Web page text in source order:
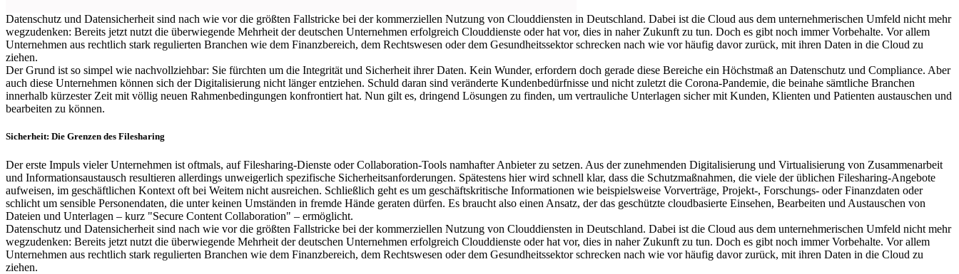
Datenschutz und Datensicherheit sind nach wie vor die größten Fallstricke bei der kommerziellen Nutzung von Clouddiensten in Deutschland. Dabei ist die Cloud aus dem unternehmerischen Umfeld nicht mehr
wegzudenken: Bereits jetzt nutzt die überwiegende Mehrheit der deutschen Unternehmen erfolgreich Clouddienste oder hat vor, dies in naher Zukunft zu tun. Doch es gibt noch immer Vorbehalte. Vor allem
Unternehmen aus rechtlich stark regulierten Branchen wie dem Finanzbereich, dem Rechtswesen oder dem Gesundheitssektor schrecken nach wie vor häufig davor zurück, mit ihren Daten in die Cloud zu
ziehen.
Der Grund ist so simpel wie nachvollziehbar: Sie fürchten um die Integrität und Sicherheit ihrer Daten. Kein Wunder, erfordern doch gerade diese Bereiche ein Höchstmaß an Datenschutz und Compliance. Aber
auch diese Unternehmen können sich der Digitalisierung nicht länger entziehen. Schuld daran sind veränderte Kundenbedürfnisse und nicht zuletzt die Corona-Pandemie, die beinahe sämtliche Branchen
innerhalb kürzester Zeit mit völlig neuen Rahmenbedingungen konfrontiert hat. Nun gilt es, dringend Lösungen zu finden, um vertrauliche Unterlagen sicher mit Kunden, Klienten und Patienten austauschen und
bearbeiten zu können.
Sicherheit: Die Grenzen des Filesharing
Der erste Impuls vieler Unternehmen ist oftmals, auf Filesharing-Dienste oder Collaboration-Tools namhafter Anbieter zu setzen. Aus der zunehmenden Digitalisierung und Virtualisierung von Zusammenarbeit
und Informationsaustausch resultieren allerdings unweigerlich spezifische Sicherheitsanforderungen. Spätestens hier wird schnell klar, dass die Schutzmaßnahmen, die viele der üblichen Filesharing-Angebote
aufweisen, im geschäftlichen Kontext oft bei Weitem nicht ausreichen. Schließlich geht es um geschäftskritische Informationen wie beispielsweise Vorverträge, Projekt-, Forschungs- oder Finanzdaten oder
schlicht um sensible Personendaten, die unter keinen Umständen in fremde Hände geraten dürfen. Es braucht also einen Ansatz, der das geschützte cloudbasierte Einsehen, Bearbeiten und Austauschen von
Dateien und Unterlagen – kurz "Secure Content Collaboration" – ermöglicht.
Datenschutz und Datensicherheit sind nach wie vor die größten Fallstricke bei der kommerziellen Nutzung von Clouddiensten in Deutschland. Dabei ist die Cloud aus dem unternehmerischen Umfeld nicht mehr
wegzudenken: Bereits jetzt nutzt die überwiegende Mehrheit der deutschen Unternehmen erfolgreich Clouddienste oder hat vor, dies in naher Zukunft zu tun. Doch es gibt noch immer Vorbehalte. Vor allem
Unternehmen aus rechtlich stark regulierten Branchen wie dem Finanzbereich, dem Rechtswesen oder dem Gesundheitssektor schrecken nach wie vor häufig davor zurück, mit ihren Daten in die Cloud zu
ziehen.